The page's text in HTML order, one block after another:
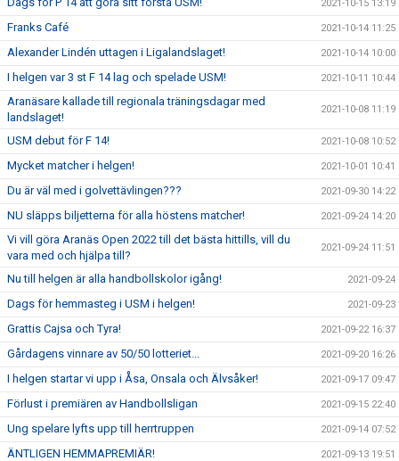
2021-10-15 13:19
Franks Café 2021-10-14 11:25
Alexander Lindén uttagen i Ligalandslaget! 2021-10-14 10:00
I helgen var 3 st F 14 lag och spelade USM! 2021-10-11 10:44
Aranäsare kallade till regionala träningsdagar med
landslaget!
2021-10-08 11:19
USM debut för F 14! 2021-10-08 10:52
Mycket matcher i helgen! 2021-10-01 10:41
Du är väl med i golvettävlingen??? 2021-09-30 14:22
NU släpps biljetterna för alla höstens matcher! 2021-09-24 14:20
Vi vill göra Aranäs Open 2022 till det bästa hittills, vill du
vara med och hjälpa till?
2021-09-24 11:51
Nu till helgen är alla handbollskolor igång! 2021-09-24
Dags för hemmasteg i USM i helgen! 2021-09-23
Grattis Cajsa och Tyra! 2021-09-22 16:37
Gårdagens vinnare av 50/50 lotteriet... 2021-09-20 16:26
I helgen startar vi upp i Åsa, Onsala och Älvsåker! 2021-09-17 09:47
Förlust i premiären av Handbollsligan 2021-09-15 22:40
Ung spelare lyfts upp till herrtruppen 2021-09-14 07:52
ÄNTLIGEN HEMMAPREMIÄR! 2021-09-13 19:51